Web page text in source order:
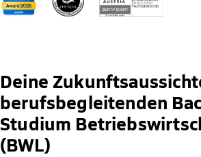
Deine
berufsbegleitenden
Studium
(BWL)